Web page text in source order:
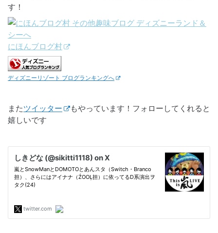
す！
にほんブログ村
ディズニーリゾート ブログランキングへ
またツイッター
もやっています！フォローしてくれると
嬉しいです